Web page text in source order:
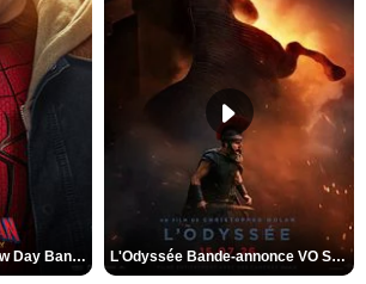
Spider-Man: Brand New Day Bande-annonce VO STFR L'Odyssée Bande-annonce VO STFR